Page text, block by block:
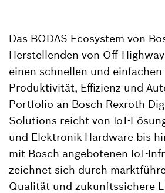
Das BODAS Ecosystem von
Herstellenden von Off-
einen schnellen und einfachen
Produktivität, Effizienz und
Portfolio an Bosch Rexroth
Solutions reicht von IoT-
und Elektronik-Hardware bis
mit Bosch angebotenen IoT-
zeichnet sich durch
Qualität und zukunftssichere